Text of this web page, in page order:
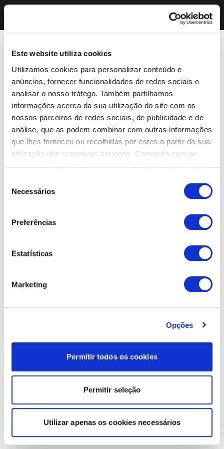
Este website utiliza cookies
Utilizamos cookies para personalizar conteúdo e
anúncios, fornecer funcionalidades de redes sociais e
analisar o nosso tráfego. Também partilhamos
informações acerca da sua utilização do site com os
nossos parceiros de redes sociais, de publicidade e de
análise, que as podem combinar com outras informações
que lhes forneceu ou recolhidas por estes a partir da sua
utilização dos respetivos serviços. Concorda com os
Necessários
Preferências
Estatísticas
Marketing
Opções
Permitir todos os cookies
Permitir seleção
Utilizar apenas os cookies necessários